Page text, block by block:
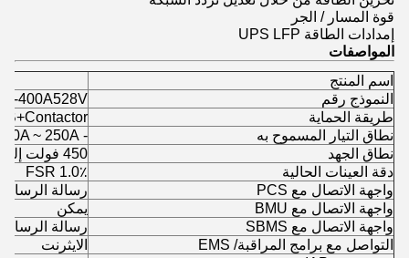
قوة المسار / الجر
إمدادات الطاقة UPS LFP
المواصفات
اسم المنتج
النموذج رقم
3-400A528V
طريقة الحماية
نطاق التيار المسموح به
- 250A ~ 250A
نطاق الجهد
450 فولت إلى 1000 فولت
دقة العينات الحالية
1.0٪ FSR
واجهة الاتصال مع PCS
رسالة الرسائل
واجهة الاتصال مع BMU
يمكن
واجهة الاتصال مع SBMS
رسالة الرسائل
التواصل مع برامج المراقبة/ EMS
الايثرنت